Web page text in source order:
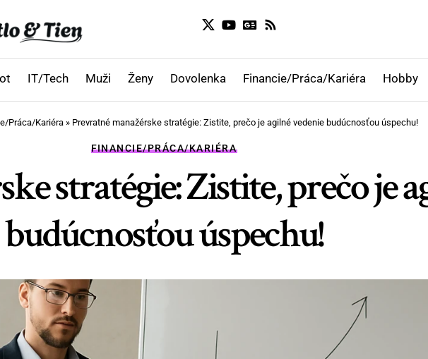
IT/Tech Muži Ženy Dovolenka Financie/Práca/Kariéra Hobby
Práca/Kariéra» Prevratné manažérske stratégie: Zistite, prečo je agilné vedenie budúcnosťou úspechu!
FINANCIE/PRÁCA/KARIÉRA
stratégie: Zistite, prečo je
budúcnosťou úspechu!